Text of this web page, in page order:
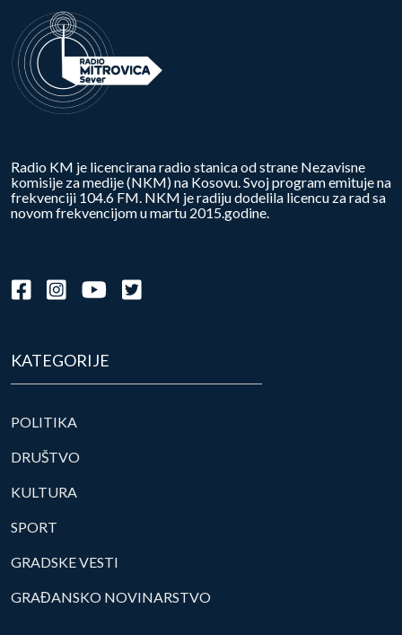
Radio KM je licencirana radio stanica od strane Nezavisne
komisije za medije (NKM) na Kosovu. Svoj program emituje na
frekvenciji 104.6 FM. NKM je radiju dodelila licencu za rad sa
novom frekvencijom u martu 2015.godine.
KATEGORIJE
POLITIKA
DRUŠTVO
KULTURA
SPORT
GRADSKE VESTI
GRAĐANSKO NOVINARSTVO